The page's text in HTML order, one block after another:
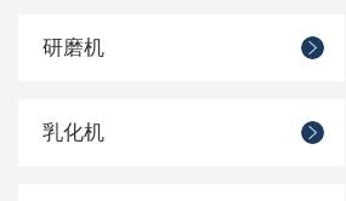
研磨机
乳化机